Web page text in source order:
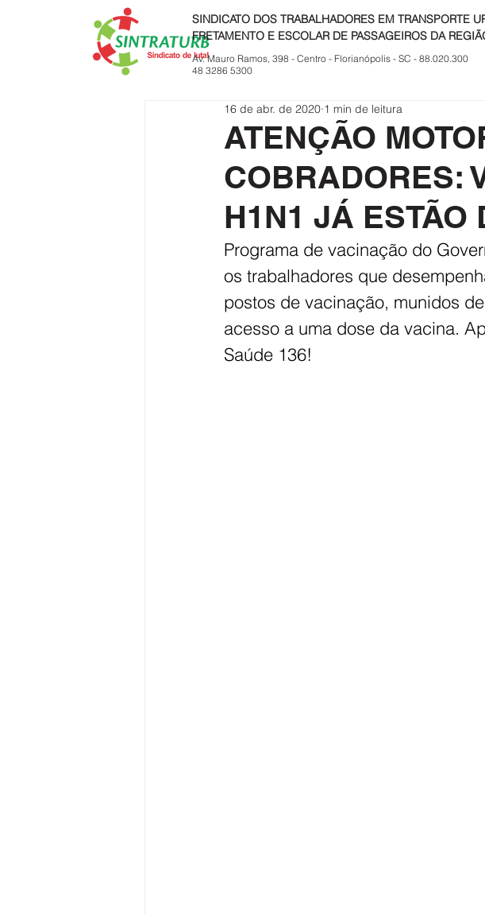
SINDICATO DOS TRABALHADORES EM TRANSPORTE
FRETAMENTO E ESCOLAR DE PASSAGEIROS DA
Av. Mauro Ramos, 398 - Centro - Florianópolis - SC - 88.020.300
48 3286 5300
ATENÇÃO
COBRADORES:
H1N1 JÁ ESTÃO
16 de abr. de 2020 1 min de leitura
Programa de vacinação do
os trabalhadores que
postos de vacinação, munidos
acesso a uma dose da vacina.
Saúde 136!